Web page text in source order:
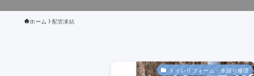
ホーム 配管凍結
トイレリフォーム・水回り修理